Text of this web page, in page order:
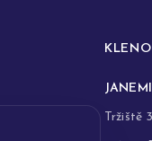
Tržiště